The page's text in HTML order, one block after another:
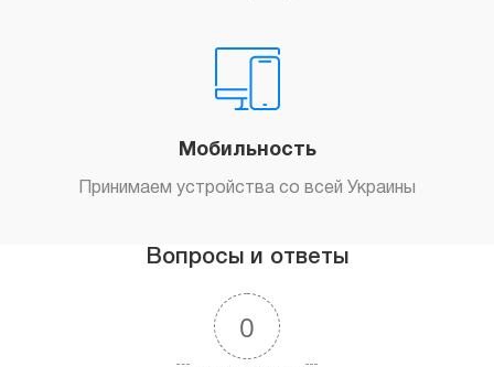
Мобильность
Принимаем устройства со всей Украины
Вопросы и ответы
0